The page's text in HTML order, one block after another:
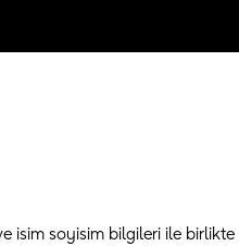
isim soyisim bilgileri ile